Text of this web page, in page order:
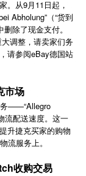
。从9月11日起，
Abholung”（“货到
除了现金支付。
调整，请卖家们务
请参阅eBay德国站
市场
务——“Allegro
流配送速度。这一
升捷克买家的购物
流服务上。
收购交易